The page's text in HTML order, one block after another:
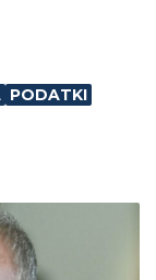
PODATKI